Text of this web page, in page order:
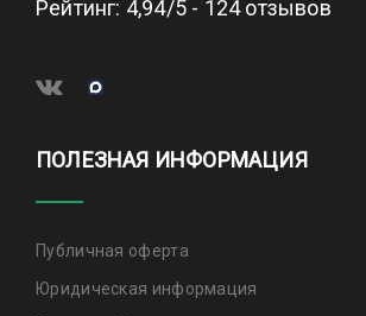
Рейтинг: 4,94/5 - 124отзывов
ПОЛЕЗНАЯ ИНФОРМАЦИЯ
Публичная оферта
Юридическая информация